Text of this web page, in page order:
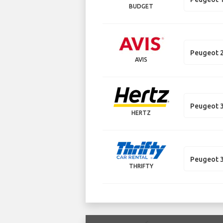
BUDGET
AVIS
Peugeot
HERTZ
Peugeot
THRIFTY
Peugeot